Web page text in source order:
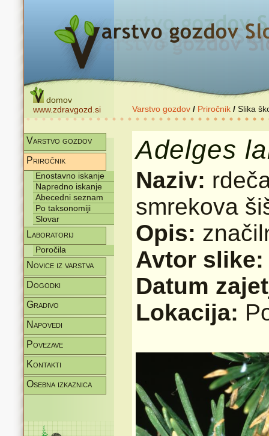
domov
www.zdravgozd.si
Varstvo gozdov / Priročnik / Slika
Varstvo gozdov
Priročnik
Enostavno iskanje
Napredno iskanje
Abecedni seznam
Po taksonomiji
Slovar
Laboratorij
Poročila
Novice iz varstva
Dogodki
Gradivo
Napovedi
Povezave
Kontakti
Osebna izkaznica
Adelges
Naziv:
smrekova
Opis:
Avtor
Datum
Lokacija: